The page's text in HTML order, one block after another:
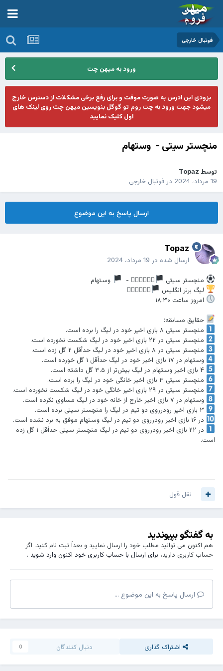
فوتبال خارجی
ورود به میهن چت
بزودی این ادرس به صورت موقت و برای رفع برخی مشکلات از دسترس خارج
میشود جهت ورود به چت روم تو گوگل بنویسین میهن چت روی لینک های
اول کلیک نمایید
منچستر سیتی - وستهام
توسط Topaz
19 مرداد، 2024
در فوتبال خارجی
ارسال پاسخ به این موضوع
Topaz
ارسال شده در 19 مرداد، 2024
️ منچستر سیتی 󐁧󐁢󐁥󐁮󐁧󐁿 -
وستهام
لیگ برتر انگلیس
󐁧󐁢󐁥󐁮󐁧󐁿
امروز ساعت ۱۸:۳۰
حقایق مسابقه:
منچستر سیتی ۸ بازی اخیر خود در لیگ را برده است.
منچستر سیتی در ۲۲ بازی اخیر خود در لیگ شکست نخورده است.
منچستر سیتی در ۸ بازی اخیر خود در لیگ حدأقل ۲ گل زده است.
وستهام در ۱۷ بازی اخیر خود در لیگ حدأقل ۱ گل خورده است.
منچستر سیتی ۳ بازی اخیر خانگی خود در لیگ را برده است.
منچستر سیتی در ۲۹ بازی اخیر خانگی خود در لیگ شکست نخورده است.
وستهام در ۷ بازی اخیر خارج از خانه خود در لیگ مساوی نکرده است.
در ۱۶ بازی اخیر رودرروی دو تیم در لیگ وستهام موفق به برد نشده است.
در ۲۲ بازی اخیر رودرروی دو تیم در لیگ منچستر سیتی حدأقل ۱ گل زده
است.
نقل قول
به گفتگو بپیوندید
هم اکنون می توانید مطلب خود را ارسال نمایید و بعداً ثبت نام کنید. اگر
حساب کاربری دارید، برای ارسال با حساب کاربری خود اکنون وارد شوید.
ارسال پاسخ به این موضوع ...
اشتراک گذاری دنبال کنندگان 0